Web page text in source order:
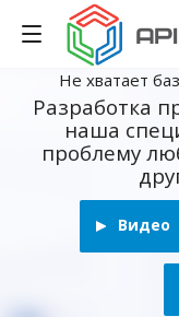
Не хватает
Разработка
наша
проблему
Видео